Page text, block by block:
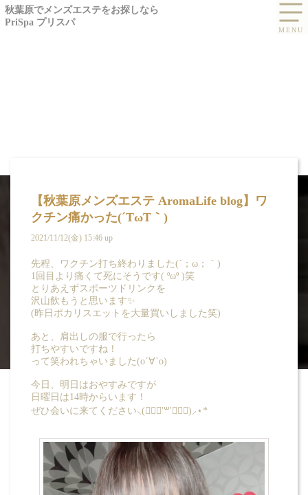
秋葉原でメンズエステをお探しなら
PriSpa プリスパ
BLOG
ブログ -雨音 ゆきか
【秋葉原メンズエステ AromaLife blog】ワ
クチン痛かった(´TωT｀)
2021/11/12(金) 15:46 up
先程、ワクチン打ち終わりました(´；ω；｀)
1回目より痛くて死にそうです( ºωº )笑
とりあえずスポーツドリンクを
沢山飲もうと思います✨
(昨日ポカリスエットを大量買いしました笑)
あと、肩出しの服で行ったら
打ちやすいですね！
って笑われちゃいました(o´∀`o)
今日、明日はおやすみですが
日曜日は14時からいます！
ぜひ会いに来てください⸜(๑⃙⃘'꒳'๑⃙⃘)⸝⋆*